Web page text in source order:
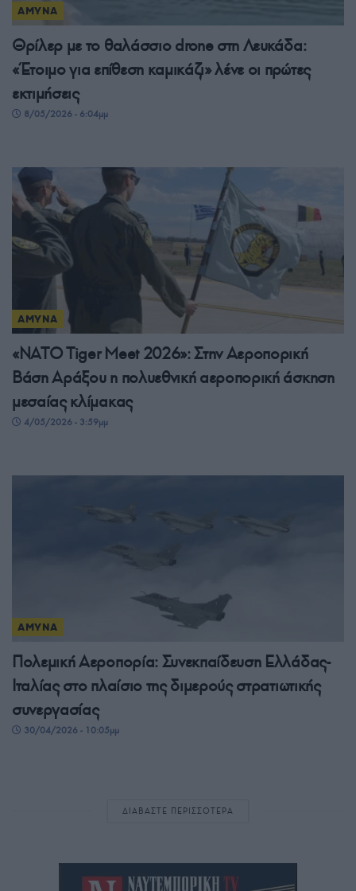
ΑΜΥΝΑ
Θρίλερ με το θαλάσσιο drone στη Λευκάδα:
«Έτοιμο για επίθεση καμικάζι» λένε οι πρώτες
εκτιμήσεις
8/05/2026 - 6:04μμ
ΑΜΥΝΑ
«NATO Tiger Meet 2026»: Στην Αεροπορική
Βάση Αράξου η πολυεθνική αεροπορική άσκηση
μεσαίας κλίμακας
4/05/2026 - 3:59μμ
ΑΜΥΝΑ
Πολεμική Αεροπορία: Συνεκπαίδευση Ελλάδας-
Ιταλίας στο πλαίσιο της διμερούς στρατιωτικής
συνεργασίας
30/04/2026 - 10:05μμ
ΔΙΑΒΑΣΤΕ ΠΕΡΙΣΣΟΤΕΡΑ